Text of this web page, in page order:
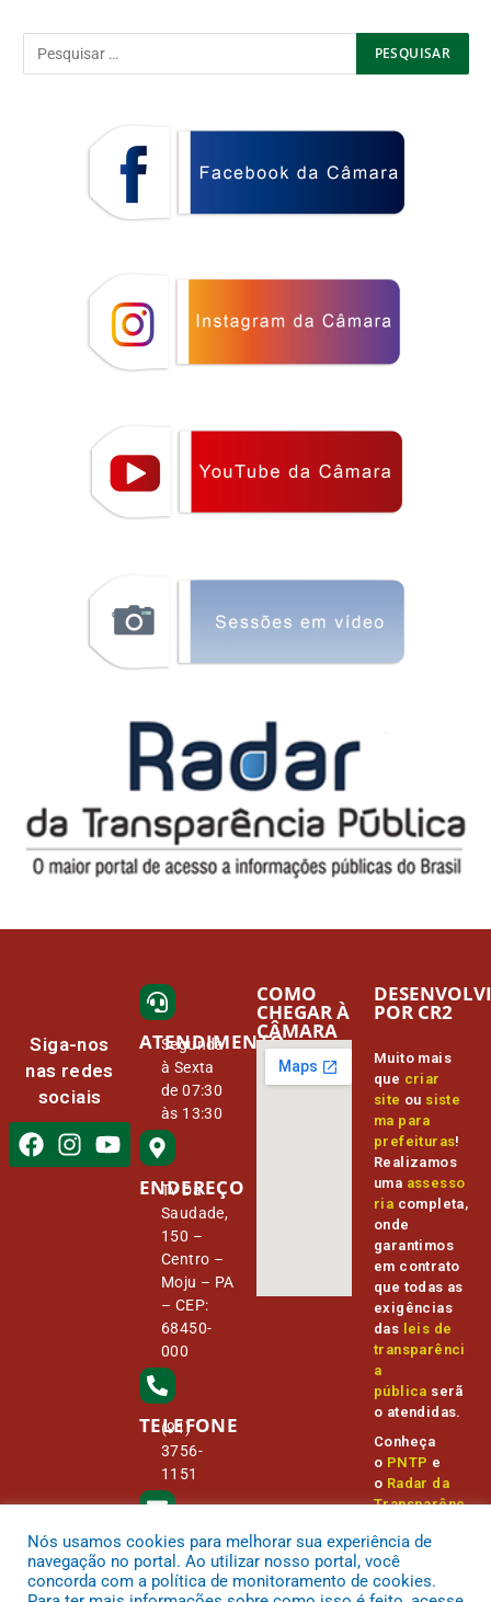
Siga-nos
nas redes
sociais
ATENDIMENTO
Segunda
à Sexta
de 07:30
às 13:30
ENDEREÇO
Tv Da
Saudade,
150 –
Centro –
Moju – PA
– CEP:
68450-
000
TELEFONE
(91)
3756-
1151
E-MAIL
camara@
cmmoju.p
a.gov.br
COMO
CHEGAR À
CÂMARA
Muito mais
que criar
site ou siste
ma para
prefeituras!
Realizamos
uma assesso
ria completa,
onde
garantimos
em contrato
que todas as
exigências
das leis de
transparênci
a
pública serã
o atendidas.
Conheça
o PNTP e
o Radar da
Transparênc
POR CR2
Nós usamos cookies para melhorar sua experiência de
navegação no portal. Ao utilizar nosso portal, você
concorda com a política de monitoramento de cookies.